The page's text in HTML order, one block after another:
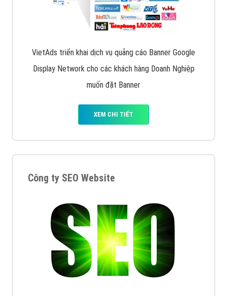
VietAds triển khai dịch vụ quảng cáo Banner Google
Display Network cho các khách hàng Doanh Nghiệp
muốn đặt Banner
XEM CHI TIẾT
Công ty SEO Website